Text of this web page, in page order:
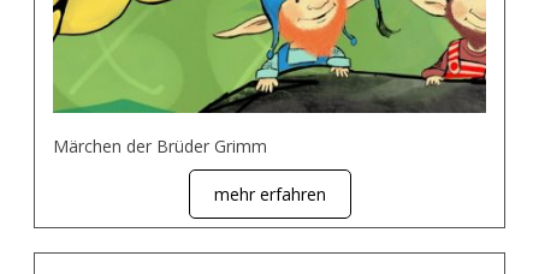
Märchen der Brüder Grimm
mehr erfahren